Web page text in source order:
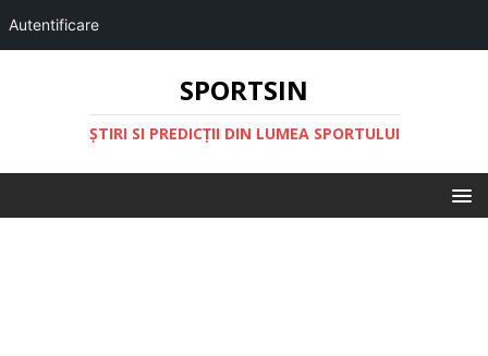
Autentificare
SPORTSIN
ŞTIRI SI PREDICŢII DIN LUMEA SPORTULUI